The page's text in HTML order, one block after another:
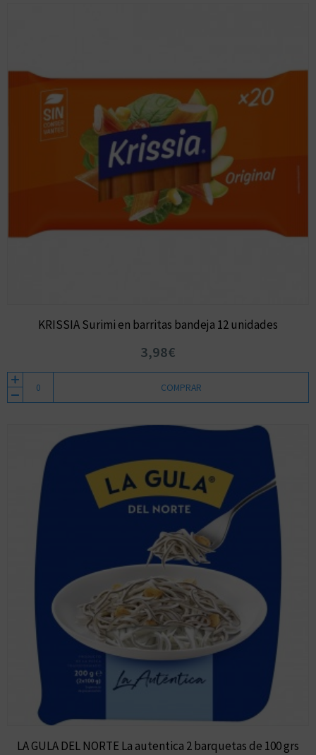
KRISSIA Surimi en barritas bandeja 12 unidades
3,98€
COMPRAR
LA GULA DEL NORTE La autentica 2 barquetas de 100 grs